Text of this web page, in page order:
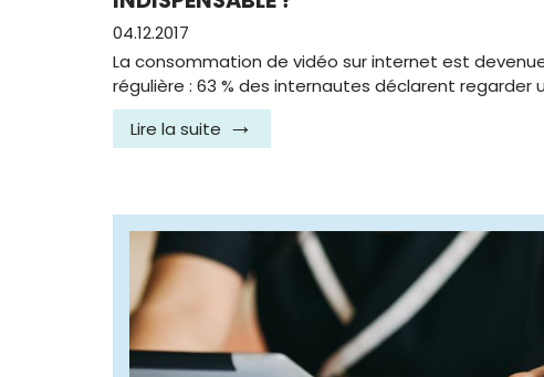
04.12.2017
La consommation de vidéo sur internet est
régulière : 63 % des internautes déclarent regarder
Lire la suite